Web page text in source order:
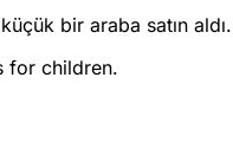
bir araba satın aldı.
for children.